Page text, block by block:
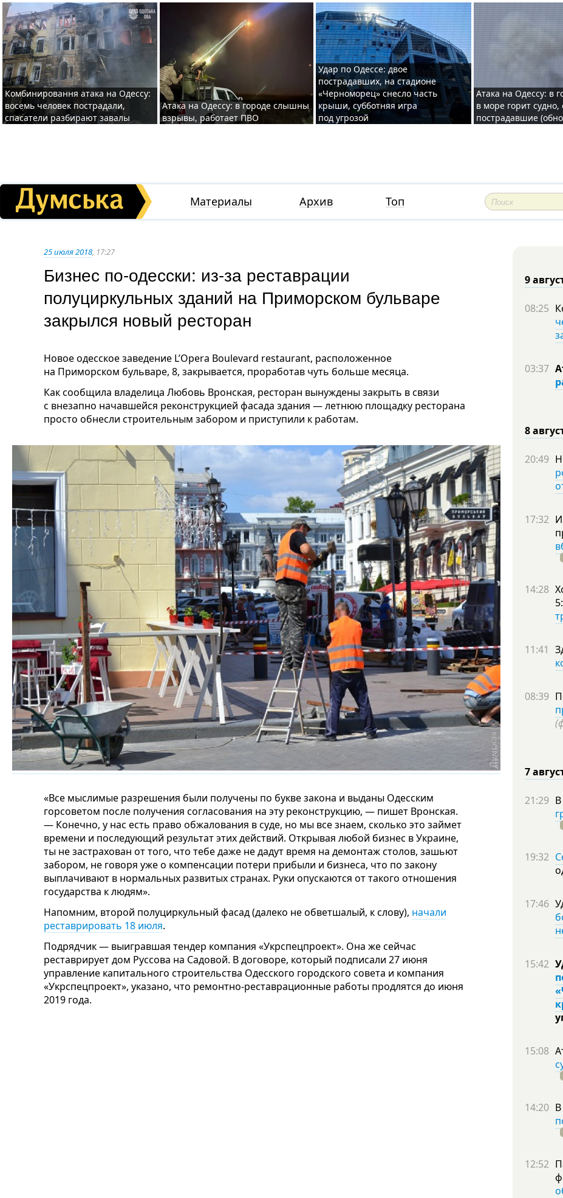
Комбинировання атака на Одессу:
восемь человек пострадали,
спасатели разбирают завалы
Атака на Одессу: в городе слышны
взрывы, работает ПВО
Удар по Одессе: двое
пострадавших, на стадионе
«Черноморец» снесло часть
крыши, субботняя игра
под угрозой
Атака на Одессу: в
в море горит судно,
пострадавшие
Материалы Архив Топ
25 июля 2018, 17:27
Бизнес по-одесски: из-за реставрации
полуциркульных зданий на Приморском бульваре
закрылся новый ресторан
Новое одесское заведение L’Opera Boulevard restaurant, расположенное
на Приморском бульваре, 8, закрывается, проработав чуть больше месяца.
Как сообщила владелица Любовь Вронская, ресторан вынуждены закрыть в связи
с внезапно начавшейся реконструкцией фасада здания — летнюю площадку ресторана
просто обнесли строительным забором и приступили к работам.
«Все мыслимые разрешения были получены по букве закона и выданы Одесским
горсоветом после получения согласования на эту реконструкцию, — пишет Вронская.
— Конечно, у нас есть право обжалования в суде, но мы все знаем, сколько это займет
времени и последующий результат этих действий. Открывая любой бизнес в Украине,
ты не застрахован от того, что тебе даже не дадут время на демонтаж столов, зашьют
забором, не говоря уже о компенсации потери прибыли и бизнеса, что по закону
выплачивают в нормальных развитых странах. Руки опускаются от такого отношения
государства к людям».
Напомним, второй полуциркульный фасад (далеко не обветшалый, к слову), начали
реставрировать 18 июля.
Подрядчик — выигравшая тендер компания «Укрспецпроект». Она же сейчас
реставрирует дом Руссова на Садовой. В договоре, который подписали 27 июня
управление капитального строительства Одесского городского совета и компания
«Укрспецпроект», указано, что ремонтно-реставрационные работы продлятся до июня
2019 года.
9
08:25
03:37
8
20:49
17:32
14:28
11:41
08:39
7
21:29
19:32
17:46
15:42
15:08
14:20
12:52